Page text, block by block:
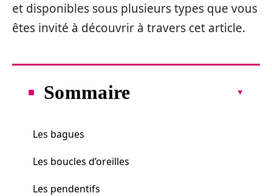
et disponibles sous plusieurs types que vous
êtes invité à découvrir à travers cet article.
Sommaire
Les bagues
Les boucles d’oreilles
Les pendentifs